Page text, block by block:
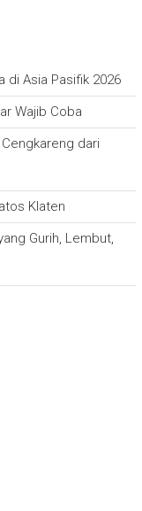
di Asia Pasifik 2026
Wajib Coba
dari
Klaten
Gurih, Lembut,